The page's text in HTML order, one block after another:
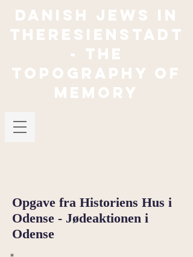
Danish jews in
theresienstadt
- The
Topography of
Memory
Opgave fra Historiens Hus i
Odense - Jødeaktionen i
Odense